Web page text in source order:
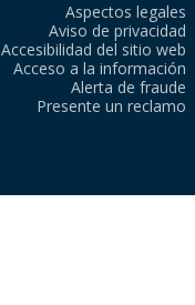
Aspectos legales
Aviso de privacidad
Accesibilidad del sitio web
Acceso a la información
Alerta de fraude
Presente un reclamo